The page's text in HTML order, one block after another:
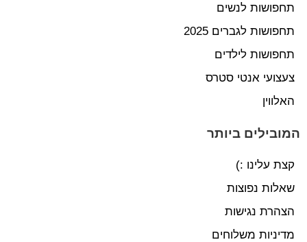
תחפושות לנשים
תחפושות לגברים 2025
תחפושות לילדים
צעצועי אנטי סטרס
האלווין
המובילים ביותר
קצת עלינו :)
שאלות נפוצות
הצהרת נגישות
מדיניות משלוחים